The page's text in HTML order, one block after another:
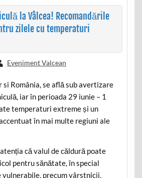
la Vâlcea! Recomandările
zilele cu temperaturi
Eveniment Valcean
si România, se află sub avertizare
iar în perioada 29 iunie – 1
temperaturi extreme și un
în mai multe regiuni ale
că valul de căldură poate
pentru sănătate, în special
vulnerabile, precum vârstnicii,